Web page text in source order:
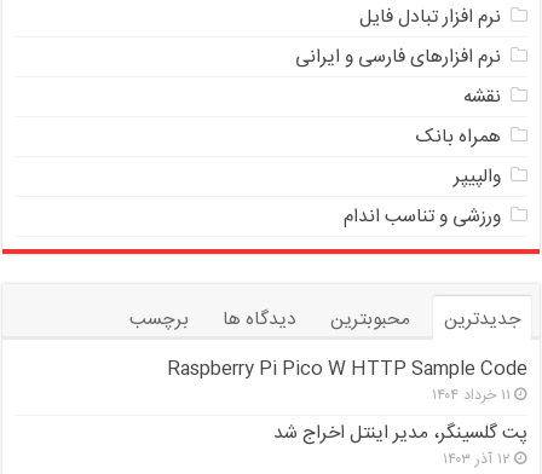
ﻧﺮﻡ ﺍﻓﺰﺍﺭ ﺗﺒﺎﺩﻝ ﻓﺎﻳﻞ
نرم افزارهای فارسی و ایرانی
نقشه
همراه بانک
والپیپر
ورزشی و تناسب اندام
جدیدترین محبوبترین دیدگاه ها
برچسب
Raspberry Pi Pico W HTTP Sample Code
۱۱ خرداد ۱۴۰۴
پت گلسینگر، مدیر اینتل اخراج شد
۱۲ آذر ۱۴۰۳